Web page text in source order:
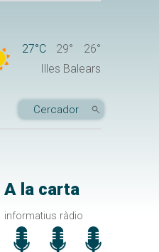
27°C 29°
26°
Illes Balears
A la carta
informatius ràdio